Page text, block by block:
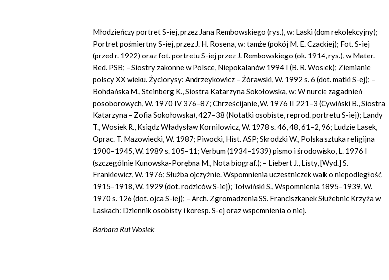
Młodzieńczy portret S-iej, przez Jana Rembowskiego (rys.), w: Laski (dom rekolekcyjny);
Portret pośmiertny S-iej, przez J. H. Rosena, w: tamże (pokój M. E. Czackiej); Fot. S-iej
(przed r. 1922) oraz fot. portretu S-iej przez J. Rembowskiego (ok. 1914, rys.), w Mater.
Red. PSB; – Siostry zakonne w Polsce, Niepokalanów 1994 I (B. R. Wosiek); Ziemianie
polscy XX wieku. Życiorysy: Andrzeykowicz – Żórawski, W. 1992 s. 6 (dot. matki S-ej); –
Bohdańska M., Steinberg K., Siostra Katarzyna Sokołowska, w: W nurcie zagadnień
posoborowych, W. 1970 IV 376–87; Chrześcijanie, W. 1976 II 221–3 (Cywiński B., Siostra
Katarzyna – Zofia Sokołowska), 427–38 (Notatki osobiste, reprod. portretu S-iej); Landy
T., Wosiek R., Ksiądz Władysław Kornilowicz, W. 1978 s. 46, 48, 61–2, 96; Ludzie Lasek,
Oprac. T. Mazowiecki, W. 1987; Piwocki, Hist. ASP; Skrodzki W., Polska sztuka religijna
1900–1945, W. 1989 s. 105–11; Verbum (1934–1939) pismo i środowisko, L. 1976 I
(szczególnie Kunowska-Porębna M., Nota biograf.); – Liebert J., Listy, [Wyd.] S.
Frankiewicz, W. 1976; Służba ojczyźnie. Wspomnienia uczestniczek walk o niepodległość
1915–1918, W. 1929 (dot. rodziców S-iej); Tołwiński S., Wspomnienia 1895–1939, W.
1970 s. 126 (dot. ojca S-iej); – Arch. Zgromadzenia SS. Franciszkanek Służebnic Krzyża w
Laskach: Dziennik osobisty i koresp. S-ej oraz wspomnienia o niej.
Barbara Rut Wosiek